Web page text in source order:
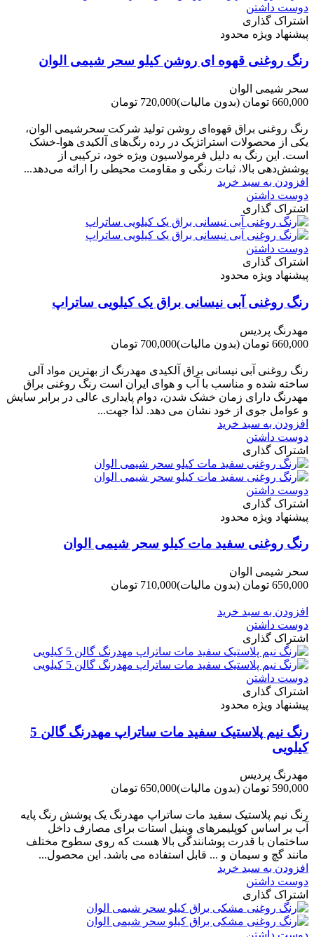
دوست داشتن
اشتراک گذاری
پیشنهاد ویژه محدود
رنگ روغنی قهوه ای روشن کیلو سحر شیمی الوان
سحر شیمی الوان
660,000 تومان
(بدون مالیات)720,000 تومان
رنگ روغنی براق قهوه‌ای روشن تولید شرکت سحرشیمی الوان،
یکی از محصولات استراتژیک در رده رنگ‌های آلکیدی هوا-خشک
است. این رنگ به دلیل فرمولاسیون ویژه خود، ترکیبی از
پوشش‌دهی بالا، ثبات رنگی و مقاومت محیطی را ارائه می‌دهد...
افزودن به سبد خرید
دوست داشتن
اشتراک گذاری
دوست داشتن
اشتراک گذاری
پیشنهاد ویژه محدود
رنگ روغنی آبی نیسانی براق یک کیلویی ساتراپ
مهدرنگ پردیس
660,000 تومان
(بدون مالیات)700,000 تومان
رنگ روغنی آبی نیسانی براق آلکیدی مهدرنگ از بهترین مواد آلی
ساخته شده و مناسب با آب و هوای ایران است رنگ روغنی براق
مهدرنگ دارای زﻣﺎن ﺧﺸﮏ ﺷﺪن، دوام ﭘﺎﯾﺪاری عالی در ﺑﺮاﺑﺮ ﺳﺎﯾﺶ
و ﻋﻮاﻣﻞ ﺟﻮی از ﺧﻮد ﻧﺸﺎن ﻣﯽ دﻫﺪ. ﻟﺬا ﺟﻬﺖ...
افزودن به سبد خرید
دوست داشتن
اشتراک گذاری
دوست داشتن
اشتراک گذاری
پیشنهاد ویژه محدود
رنگ روغنی سفید مات کیلو سحر شیمی الوان
سحر شیمی الوان
650,000 تومان
(بدون مالیات)710,000 تومان
افزودن به سبد خرید
دوست داشتن
اشتراک گذاری
دوست داشتن
اشتراک گذاری
پیشنهاد ویژه محدود
رنگ نیم پلاستیک سفید مات ساتراپ مهدرنگ گالن 5
کیلویی
مهدرنگ پردیس
590,000 تومان
(بدون مالیات)650,000 تومان
رنگ نیم پلاستیک سفید مات ساتراپ مهدرنگ یک پوشش رنگ پایه
آب بر اساس کوپلیمرهای وینیل استات برای مصارف داخل
ساختمان با قدرت پوشانندگی بالا هست که روی سطوح مختلف
مانند گچ و سیمان و ... قابل استفاده می باشد. این محصول...
افزودن به سبد خرید
دوست داشتن
اشتراک گذاری